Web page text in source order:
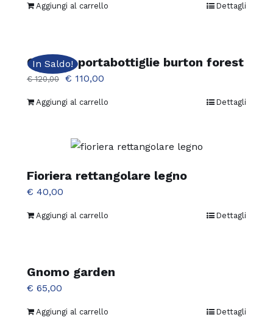
Aggiungi al carrello Dettagli
In Saldo!
Carrello portabottiglie burton forest
€120,00
Il
€ 120,00.
€ 110,00
€ 110,00.
Aggiungi al carrello Dettagli
Fioriera rettangolare legno
€ 40,00
Aggiungi al carrello Dettagli
Gnomo garden
€ 65,00
Aggiungi al carrello Dettagli